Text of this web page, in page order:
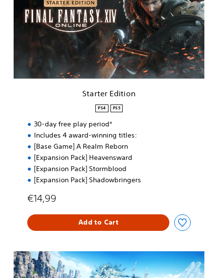
i
Starter Edition
PS4 PS5
30-day free play period*
Includes 4 award-winning titles:
[Base Game] A Realm Reborn
[Expansion Pack] Heavensward
[Expansion Pack] Stormblood
[Expansion Pack] Shadowbringers
€14,99
Add to Cart
P
S
5